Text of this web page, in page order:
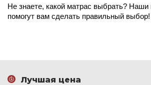
Не знаете, какой матрас выбрать? Наши
помогут вам сделать правильный выбор!
Лучшая цена